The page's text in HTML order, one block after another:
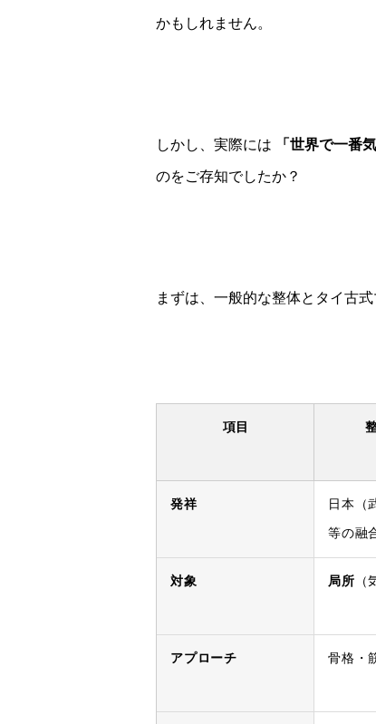
かもしれません。
しかし、実際には 「世界で一番
のをご存知でしたか？
まずは、一般的な整体とタイ古
項目
発祥 日本（
等の融
対象 局所 （
アプローチ 骨格・